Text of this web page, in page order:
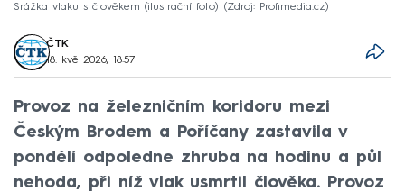
Srážka vlaku s člověkem (ilustrační foto) Zdroj: Profimedia.cz
ČTK
18. kvě 2026, 18:57
Provoz na železničním koridoru mezi
Českým Brodem a Poříčany zastavila v
pondělí odpoledne zhruba na hodinu a půl
nehoda, při níž vlak usmrtil člověka. Provoz